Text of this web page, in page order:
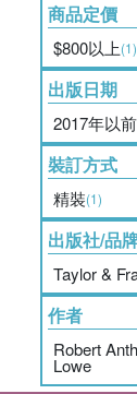
商品定價
$800以上(1)
出版日期
2017年以前
裝訂方式
精裝(1)
出版社/品
Taylor &
作者
Robert
Lowe